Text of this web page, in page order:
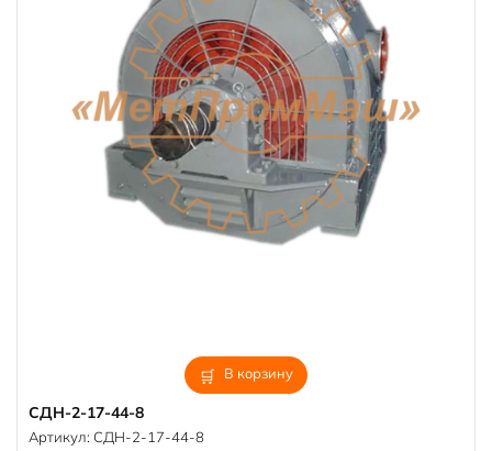
В корзину
СДН-2-17-44-8
Артикул: СДН-2-17-44-8